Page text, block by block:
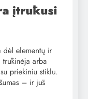
įtrūkusi
dėl elementų ir
arba
priekiniu stiklu.
– ir jūs